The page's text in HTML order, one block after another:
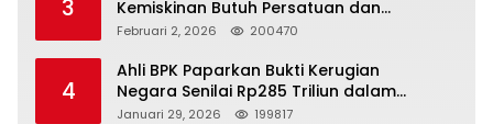
3
Kemiskinan Butuh Persatuan dan
Kepemimpinan yang Bertanggung Jawab
Februari 2, 2026 200470
4
Ahli BPK Paparkan Bukti Kerugian
Negara Senilai Rp285 Triliun dalam
Persidangan Korupsi PT Pertamina
Januari 29, 2026 199817